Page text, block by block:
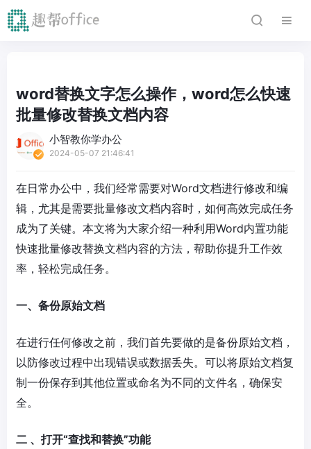
word替换文字怎么操作，word怎么快速
批量修改替换文档内容
小智教你学办公
2024-05-07 21:46:41
在日常办公中，我们经常需要对Word文档进行修改和编
辑，尤其是需要批量修改文档内容时，如何高效完成任务
成为了关键。本文将为大家介绍一种利用Word内置功能
快速批量修改替换文档内容的方法，帮助你提升工作效
率，轻松完成任务。
一、备份原始文档
在进行任何修改之前，我们首先要做的是备份原始文档，
以防修改过程中出现错误或数据丢失。可以将原始文档复
制一份保存到其他位置或命名为不同的文件名，确保安
全。
二 、打开“查找和替换”功能